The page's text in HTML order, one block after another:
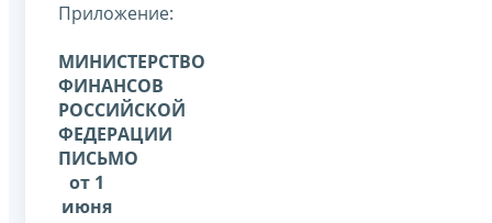
Приложение:
МИНИСТЕРСТВО
ФИНАНСОВ
РОССИЙСКОЙ
ФЕДЕРАЦИИ
ПИСЬМО
от 1
июня